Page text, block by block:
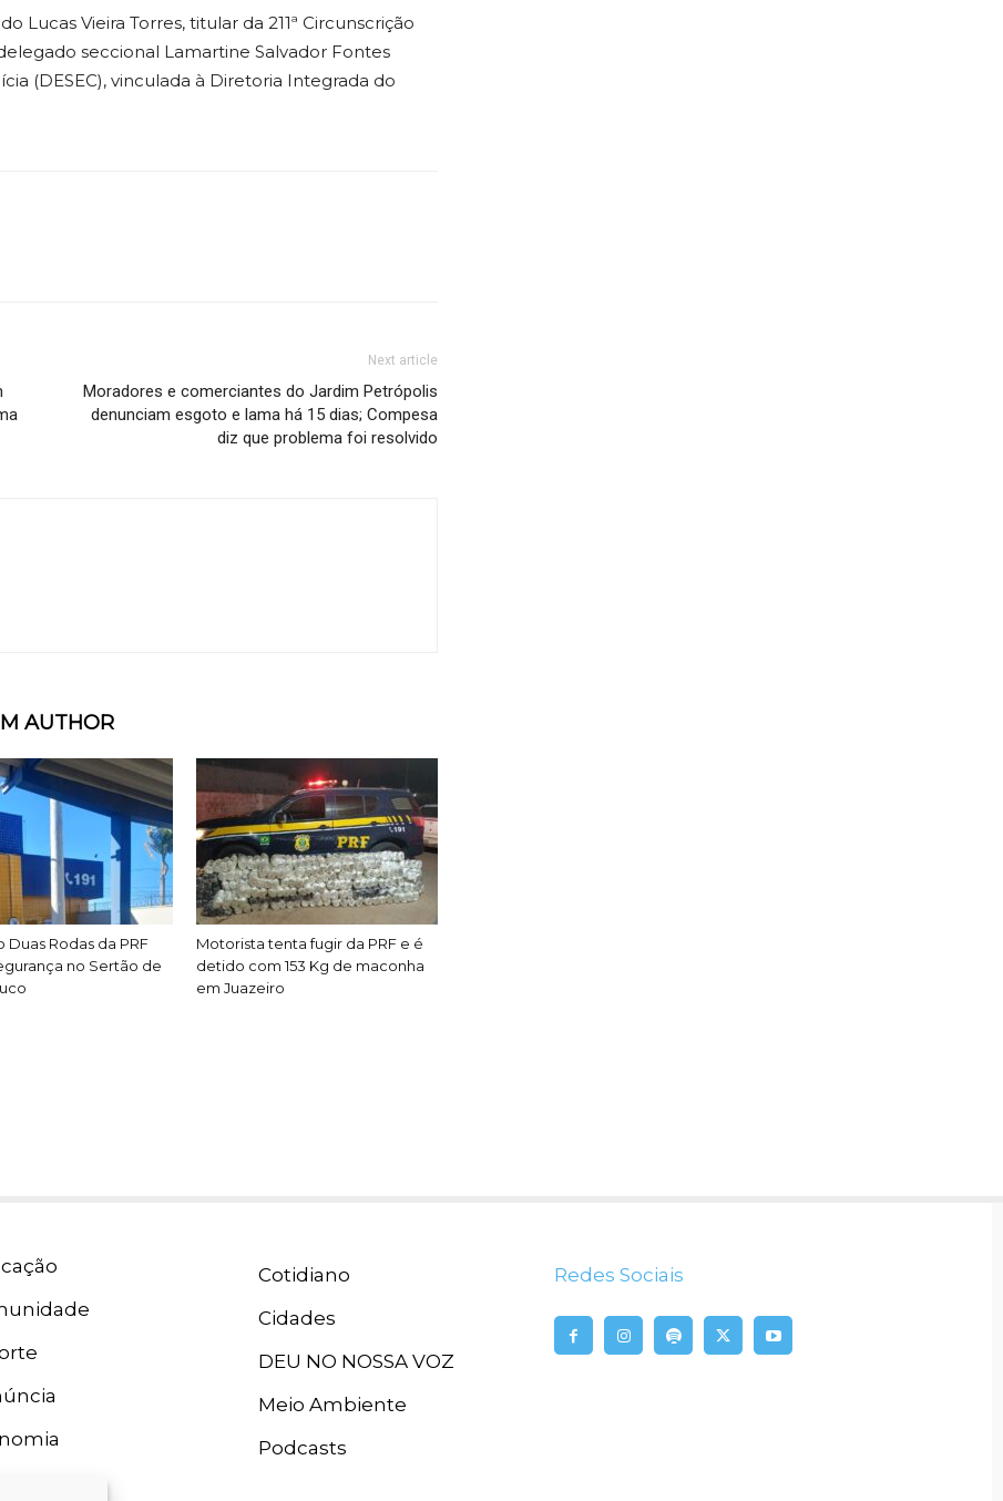
Lucas Vieira Torres, titular da 211ª Circunscrição
seccional Lamartine Salvador Fontes
(DESEC), vinculada à Diretoria Integrada do
Next article
Moradores e comerciantes do Jardim Petrópolis
denunciam esgoto e lama há 15 dias; Compesa
diz que problema foi resolvido
AUTHOR
Duas Rodas da PRF
no Sertão de
Motorista tenta fugir da PRF e é
detido com 153 Kg de maconha
em Juazeiro
Cotidiano
Cidades
DEU NO NOSSA VOZ
Meio Ambiente
Podcasts
Redes Sociais